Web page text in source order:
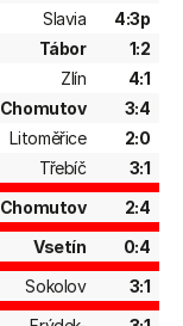
Slavia
4:3p
Tábor
1:2
Zlín
4:1
Chomutov
3:4
Litoměřice
2:0
Třebíč
3:1
Chomutov
2:4
Vsetín
0:4
Sokolov
3:1